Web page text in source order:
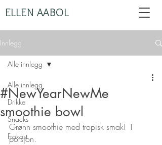
ELLEN AABOL
Innlegg
Alle innlegg
Drikke
Snacks
Frokost
Alle innlegg
#NewYearNewMe
smoothie bowl
Grønn smoothie med tropisk smak! 1
porsjon.